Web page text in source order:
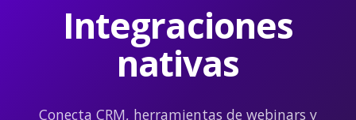
Integraciones
nativas
Conecta CRM, herramientas de webinars y